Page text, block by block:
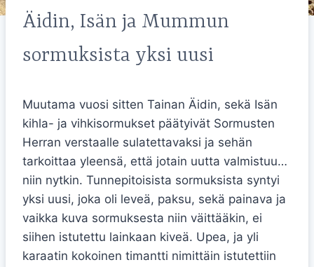
Äidin, Isän ja Mummun
sormuksista yksi uusi
Muutama vuosi sitten Tainan Äidin, sekä Isän
kihla- ja vihkisormukset päätyivät Sormusten
Herran verstaalle sulatettavaksi ja sehän
tarkoittaa yleensä, että jotain uutta valmistuu…
niin nytkin. Tunnepitoisista sormuksista syntyi
yksi uusi, joka oli leveä, paksu, sekä painava ja
vaikka kuva sormuksesta niin väittääkin, ei
siihen istutettu lainkaan kiveä. Upea, ja yli
karaatin kokoinen timantti nimittäin istutettiin